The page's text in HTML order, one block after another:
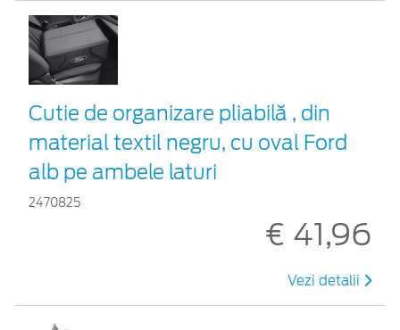
Cutie de organizare pliabilă , din
material textil negru, cu oval Ford
alb pe ambele laturi
2470825
€ 41,96
Vezi detalii